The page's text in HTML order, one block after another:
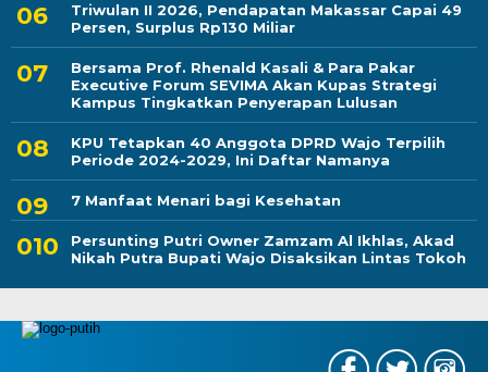
Triwulan II 2026, Pendapatan Makassar Capai 49
Persen, Surplus Rp130 Miliar
Bersama Prof. Rhenald Kasali & Para Pakar
Executive Forum SEVIMA Akan Kupas Strategi
Kampus Tingkatkan Penyerapan Lulusan
KPU Tetapkan 40 Anggota DPRD Wajo Terpilih
Periode 2024-2029, Ini Daftar Namanya
7 Manfaat Menari bagi Kesehatan
Persunting Putri Owner Zamzam Al Ikhlas, Akad
Nikah Putra Bupati Wajo Disaksikan Lintas Tokoh